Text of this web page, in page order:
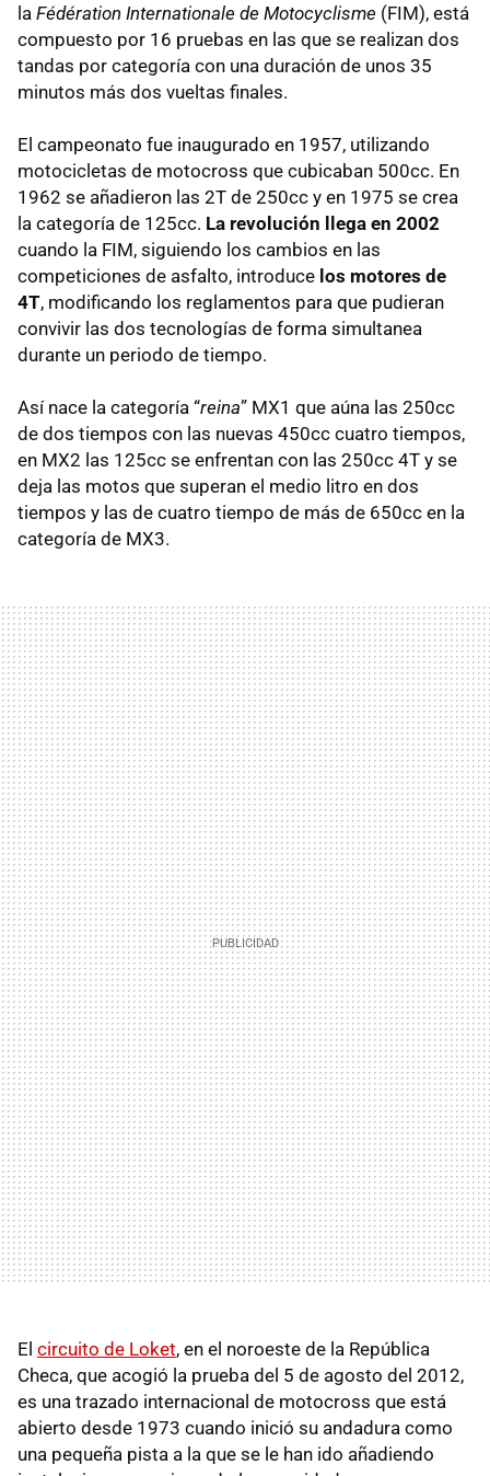
la Fédération Internationale de Motocyclisme (FIM), está
compuesto por 16 pruebas en las que se realizan dos
tandas por categoría con una duración de unos 35
minutos más dos vueltas finales.
El campeonato fue inaugurado en 1957, utilizando
motocicletas de motocross que cubicaban 500cc. En
1962 se añadieron las 2T de 250cc y en 1975 se crea
la categoría de 125cc. La revolución llega en 2002
cuando la FIM, siguiendo los cambios en las
competiciones de asfalto, introduce los motores de
4T, modificando los reglamentos para que pudieran
convivir las dos tecnologías de forma simultanea
durante un periodo de tiempo.
Así nace la categoría “reina” MX1 que aúna las 250cc
de dos tiempos con las nuevas 450cc cuatro tiempos,
en MX2 las 125cc se enfrentan con las 250cc 4T y se
deja las motos que superan el medio litro en dos
tiempos y las de cuatro tiempo de más de 650cc en la
categoría de MX3.
El circuito de Loket, en el noroeste de la República
Checa, que acogió la prueba del 5 de agosto del 2012,
es una trazado internacional de motocross que está
abierto desde 1973 cuando inició su andadura como
una pequeña pista a la que se le han ido añadiendo